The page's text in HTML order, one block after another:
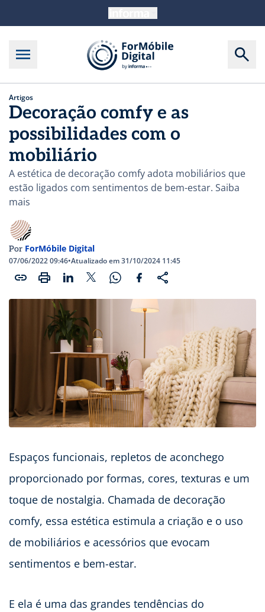
Artigos
Decoração comfy e as
possibilidades com o
mobiliário
A estética de decoração comfy adota mobiliários que
estão ligados com sentimentos de bem-estar. Saiba
mais
Por ForMóbile Digital
07/06/2022 09:46•Atualizado em 31/10/2024 11:45
Espaços funcionais, repletos de aconchego
proporcionado por formas, cores, texturas e um
toque de nostalgia. Chamada de decoração
comfy, essa estética estimula a criação e o uso
de mobiliários e acessórios que evocam
sentimentos e bem-estar.
E ela é uma das grandes tendências do